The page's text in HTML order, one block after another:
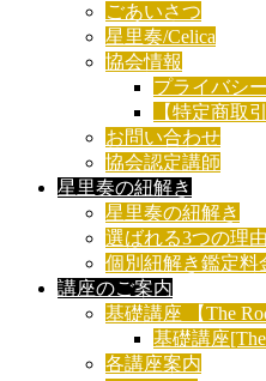
ごあいさつ
星里奏/Celica
協会情報
プライバシ
【特定商取
お問い合わせ
協会認定講師
星里奏の紐解き
星里奏の紐解き
選ばれる3つの理由
個別紐解き鑑定料
講座のご案内
基礎講座 【The
基礎講座
各講座案内